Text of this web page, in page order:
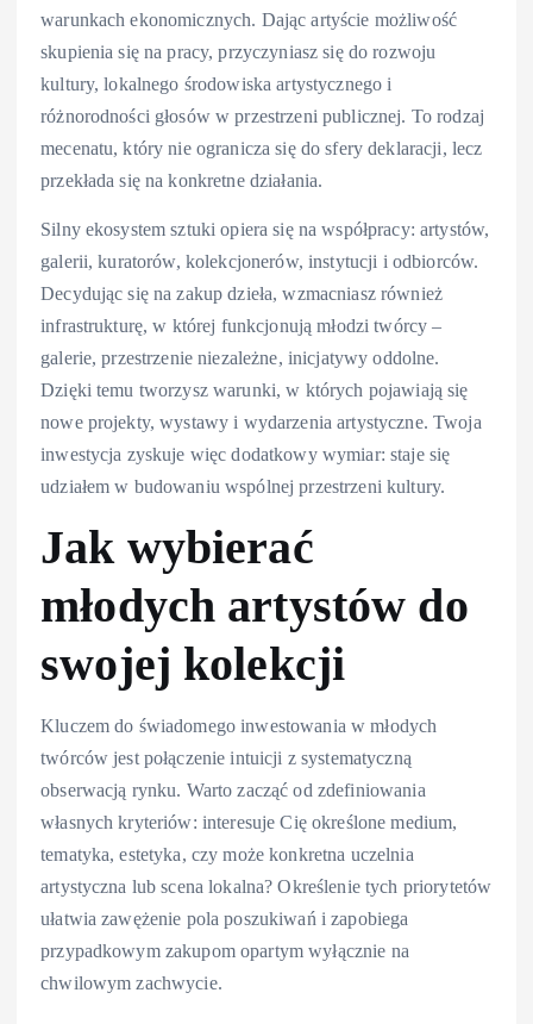
warunkach ekonomicznych. Dając artyście możliwość
skupienia się na pracy, przyczyniasz się do rozwoju
kultury, lokalnego środowiska artystycznego i
różnorodności głosów w przestrzeni publicznej. To rodzaj
mecenatu, który nie ogranicza się do sfery deklaracji, lecz
przekłada się na konkretne działania.
Silny ekosystem sztuki opiera się na współpracy: artystów,
galerii, kuratorów, kolekcjonerów, instytucji i odbiorców.
Decydując się na zakup dzieła, wzmacniasz również
infrastrukturę, w której funkcjonują młodzi twórcy –
galerie, przestrzenie niezależne, inicjatywy oddolne.
Dzięki temu tworzysz warunki, w których pojawiają się
nowe projekty, wystawy i wydarzenia artystyczne. Twoja
inwestycja zyskuje więc dodatkowy wymiar: staje się
udziałem w budowaniu wspólnej przestrzeni kultury.
Jak wybierać
młodych artystów do
swojej kolekcji
Kluczem do świadomego inwestowania w młodych
twórców jest połączenie intuicji z systematyczną
obserwacją rynku. Warto zacząć od zdefiniowania
własnych kryteriów: interesuje Cię określone medium,
tematyka, estetyka, czy może konkretna uczelnia
artystyczna lub scena lokalna? Określenie tych priorytetów
ułatwia zawężenie pola poszukiwań i zapobiega
przypadkowym zakupom opartym wyłącznie na
chwilowym zachwycie.